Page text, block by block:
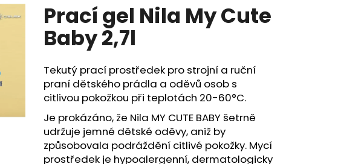
produktu
je
0,0
hviezdičiek.
Prací gel Nila My Cute
Baby 2,7l
Tekutý prací prostředek pro strojní a ruční
praní dětského prádla a oděvů osob s
citlivou pokožkou při teplotách 20-60°C.
Je prokázáno, že Nila MY CUTE BABY šetrně
udržuje jemné dětské oděvy, aniž by
způsobovala podráždění citlivé pokožky. Mycí
prostředek je hypoalergenní, dermatologicky
Nasledujúce